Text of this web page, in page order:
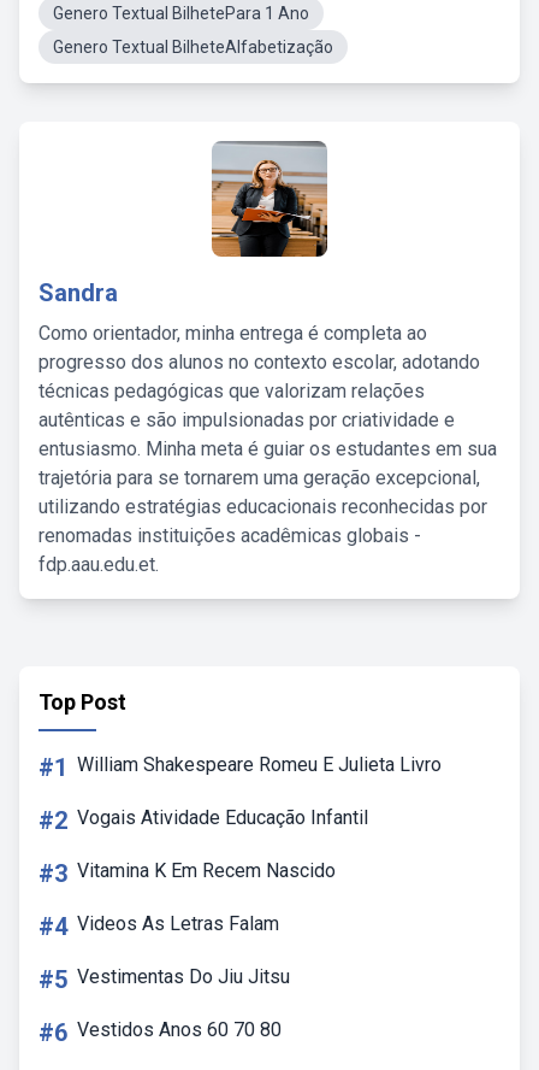
Genero Textual BilhetePara 1 Ano
Genero Textual BilheteAlfabetização
Sandra
Como orientador, minha entrega é completa ao
progresso dos alunos no contexto escolar, adotando
técnicas pedagógicas que valorizam relações
autênticas e são impulsionadas por criatividade e
entusiasmo. Minha meta é guiar os estudantes em sua
trajetória para se tornarem uma geração excepcional,
utilizando estratégias educacionais reconhecidas por
renomadas instituições acadêmicas globais -
fdp.aau.edu.et.
Top Post
#1 William Shakespeare Romeu E Julieta Livro
#2 Vogais Atividade Educação Infantil
#3 Vitamina K Em Recem Nascido
#4 Videos As Letras Falam
#5 Vestimentas Do Jiu Jitsu
#6 Vestidos Anos 60 70 80